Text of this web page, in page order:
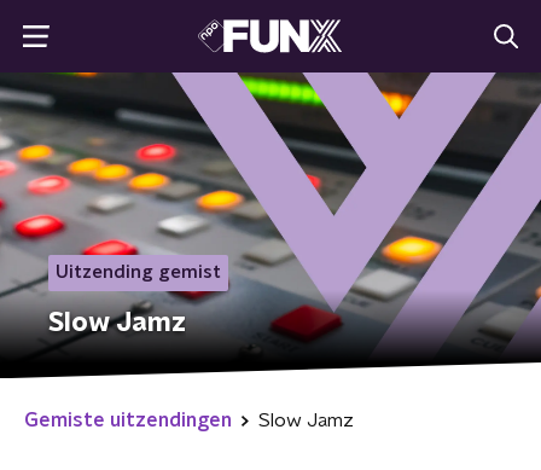
Uitzending gemist
Slow Jamz
Gemiste uitzendingen Slow Jamz